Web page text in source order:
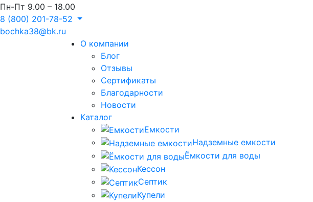
Пн-Пт 9.00 – 18.00
8 (800) 201-78-52
bochka38@bk.ru
О компании
Блог
Отзывы
Сертификаты
Благодарности
Новости
Каталог
Емкости
Надземные емкости
Ёмкости для воды
Кессон
Септик
Купели